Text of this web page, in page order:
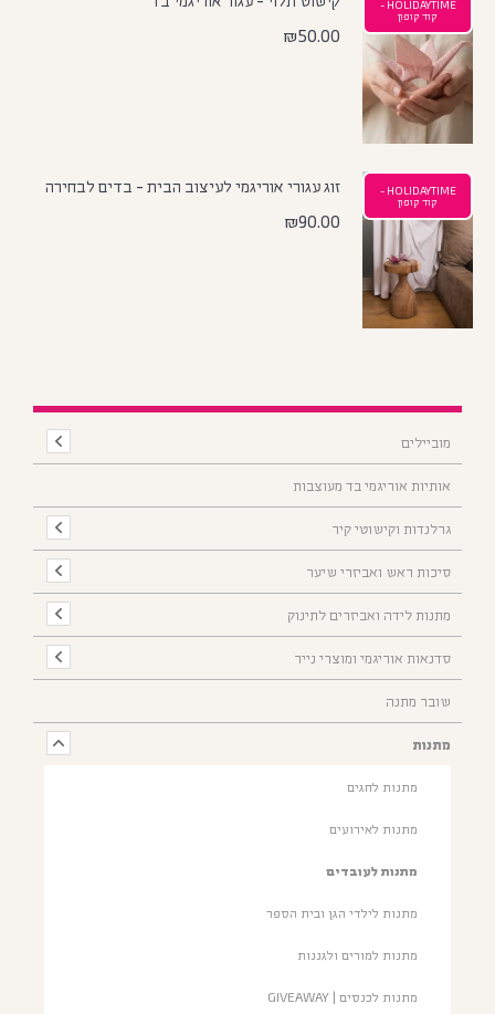
HOLIDAYTIME -
קוד קופון
₪50.00
HOLIDAYTIME -
קוד קופון
זוג עגורי אוריגמי לעיצוב הבית - בדים לבחירה
₪90.00
מוביילים
אותיות אוריגמי בד מעוצבות
גרלנדות וקישוטי קיר
סיכות ראש ואביזרי שיער
מתנות לידה ואביזרים לתינוק
סדנאות אוריגמי ומוצרי נייר
שובר מתנה
מתנות
מתנות לחגים
מתנות לאירועים
מתנות לעובדים
מתנות לילדי הגן ובית הספר
מתנות למורים ולגננות
מתנות לכנסים | GIVEAWAY